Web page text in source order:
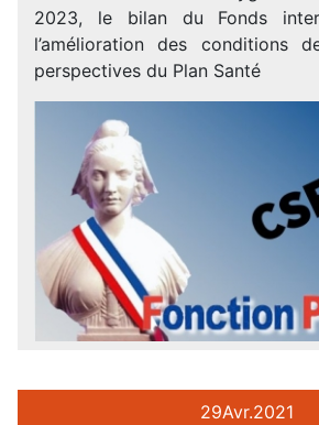
2023, le bilan du Fonds
l’amélioration des conditions
perspectives du Plan Santé
29Avr.2021